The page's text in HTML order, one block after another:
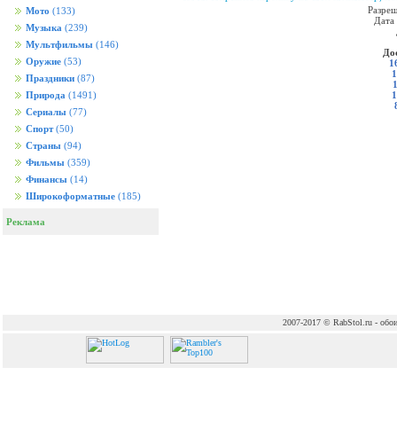
Мото (133)
Музыка (239)
Мультфильмы (146)
Оружие (53)
Праздники (87)
Природа (1491)
Сериалы (77)
Спорт (50)
Страны (94)
Фильмы (359)
Финансы (14)
Широкоформатные (185)
Реклама
Дата
2007-2017 © RabStol.ru - обои